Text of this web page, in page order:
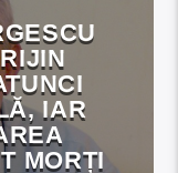
IAR
MORȚI